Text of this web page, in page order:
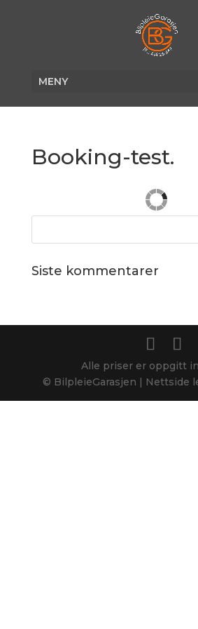
Booking-test.
Siste kommentarer
Alle priser er oppgitt
© BilpleieGarasjen | Nettside